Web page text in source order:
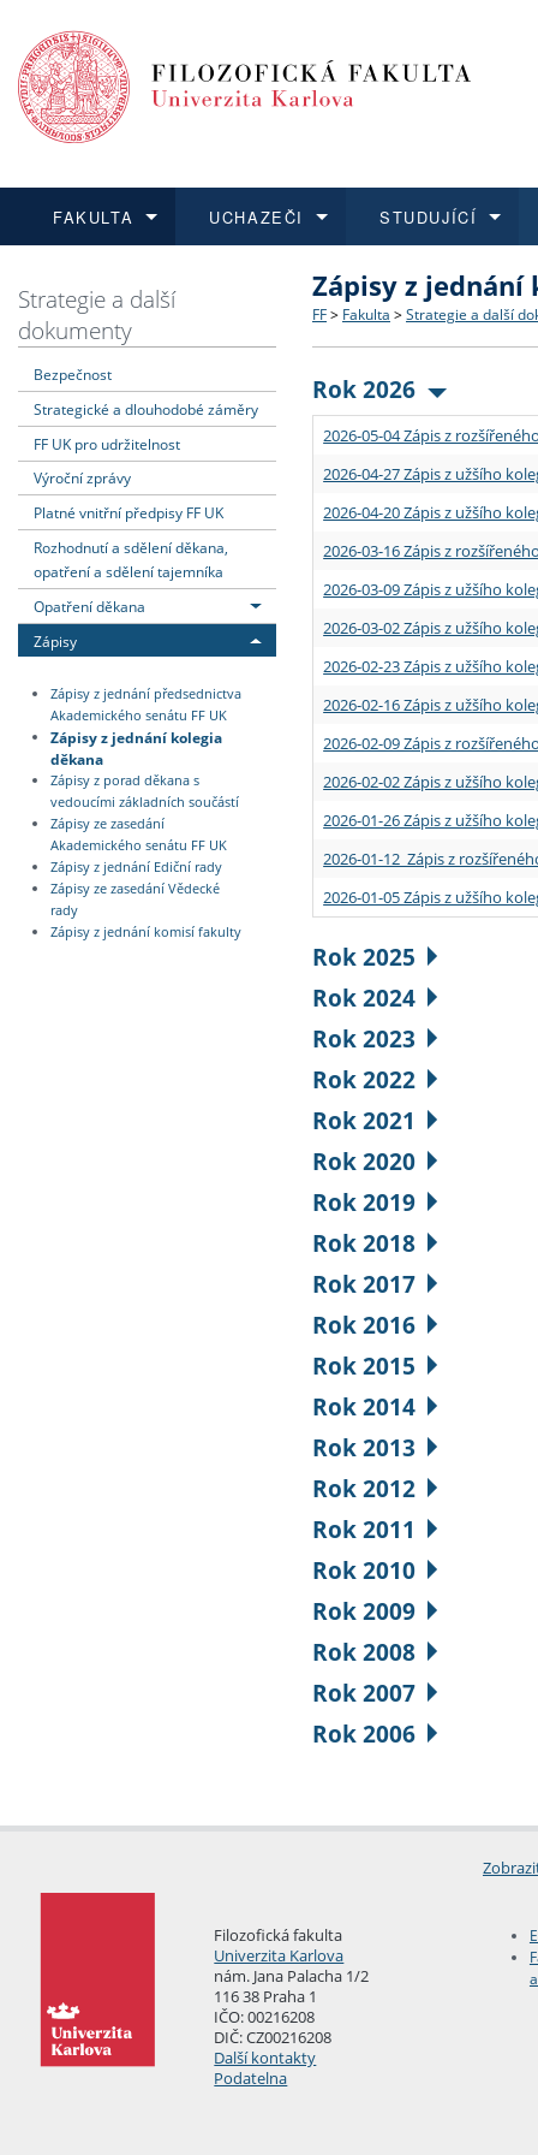
FAKULTA
Dozvědět se více
Struktura a historie
Strategie a další
Podpora a benefity pro
Absolventi fakulty
UCHAZEČI
Podat přihlášku
Co studovat a jak se
Učitelské studijní
Informace k průběhu
STUDUJÍCÍ
Dozvědět se více
Bakalářské a magisterské
Doktorské studium
Rigorózní řízení
Dozvědět se více
O vědě a výzkumu na FF
Akademické kvalifikace
Granty a projekty
Dozvědět se více
Aktuální nabídky a
Vyjíždějící studenti
Přijíždějící studenti
Vyjíždějící zaměstnanci
Strategie a další
dokumenty
Bezpečnost
Strategické a dlouhodobé záměry
FF UK pro udržitelnost
Výroční zprávy
Platné vnitřní předpisy FF UK
Rozhodnutí a sdělení děkana,
opatření a sdělení tajemníka
Opatření děkana
Zápisy
Zápisy z jednání předsednictva
Akademického senátu FF UK
Zápisy z jednání kolegia
děkana
Zápisy z porad děkana s
vedoucími základních součástí
Zápisy ze zasedání
Akademického senátu FF UK
Zápisy z jednání Ediční rady
Zápisy ze zasedání Vědecké
rady
Zápisy z jednání komisí fakulty
Zápisy z jednání
FF > Fakulta > Strategie a další
Rok 2026
2026-05-04 Zápis z
2026-04-27 Zápis z užšího
2026-04-20 Zápis z užšího
2026-03-16 Zápis z
2026-03-09 Zápis z užšího
2026-03-02 Zápis z užšího
2026-02-23 Zápis z užšího
2026-02-16 Zápis z užšího
2026-02-09 Zápis z
2026-02-02 Zápis z užšího
2026-01-26 Zápis z užšího
2026-01-12 Zápis z
2026-01-05 Zápis z užšího
Rok 2025
Rok 2024
Rok 2023
Rok 2022
Rok 2021
Rok 2020
Rok 2019
Rok 2018
Rok 2017
Rok 2016
Rok 2015
Rok 2014
Rok 2013
Rok 2012
Rok 2011
Rok 2010
Rok 2009
Rok 2008
Rok 2007
Rok 2006
Filozofická fakulta
Univerzita Karlova
nám. Jana Palacha 1/2
116 38 Praha 1
IČO: 00216208
DIČ: CZ00216208
Další kontakty
Podatelna